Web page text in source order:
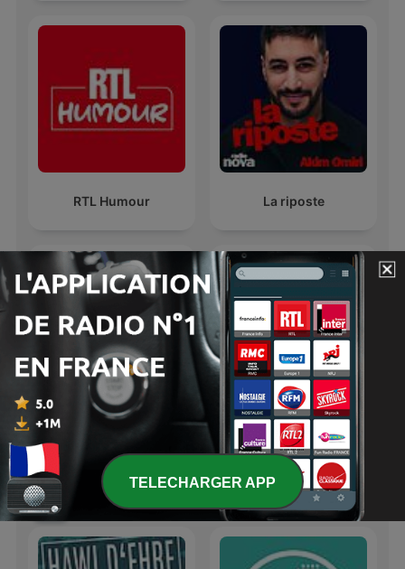
RTL Humour La riposte
Radio Libre - L'intégrale
James O'Brien's
Mystery Hour
Podcasts internationaux Comédie
TELECHARGER APP